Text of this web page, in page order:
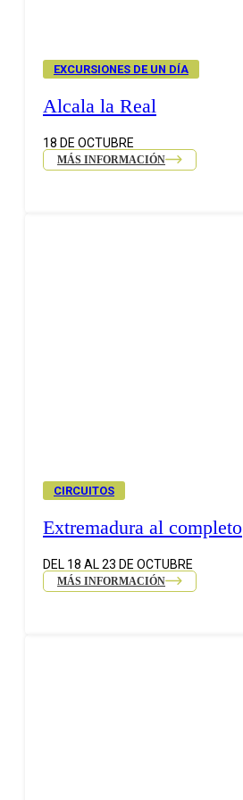
EXCURSIONES DE UN DÍA
Alcala la Real
18 DE OCTUBRE
MÁS INFORMACIÓN
CIRCUITOS
Extremadura al completo
DEL 18 AL 23 DE OCTUBRE
MÁS INFORMACIÓN